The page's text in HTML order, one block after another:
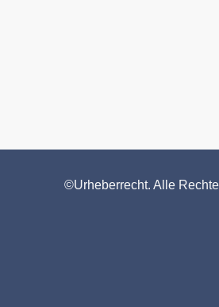
©Urheberrecht. Alle